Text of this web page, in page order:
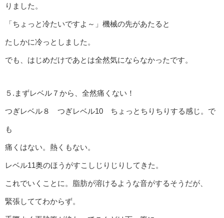
りました。
「ちょっと冷たいですよ～」機械の先があたると
たしかに冷っとしました。
でも、はじめだけであとは全然気にならなかったです。
５.まずレベル７から、全然痛くない！
つぎレベル８ つぎレベル10 ちょっとちりちりする感じ。で
も
痛くはない。熱くもない。
レベル11奥のほうがすこしじりじりしてきた。
これでいくことに。脂肪が溶けるような音がするそうだが、
緊張しててわからず。